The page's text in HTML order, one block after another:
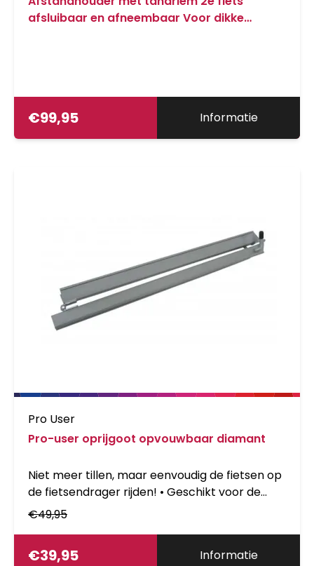
afsluibaar en afneembaar Voor dikke
€99,95 Informatie
Pro User
Pro-user oprijgoot opvouwbaar diamant
Niet meer tillen, maar eenvoudig de fietsen op
de fietsendrager rijden! • Geschikt voor de
Pro-User® fietsendrager Diamant •
wielhouder van de fietsendrager te plaatsen,
€49,95
€39,95 Informatie